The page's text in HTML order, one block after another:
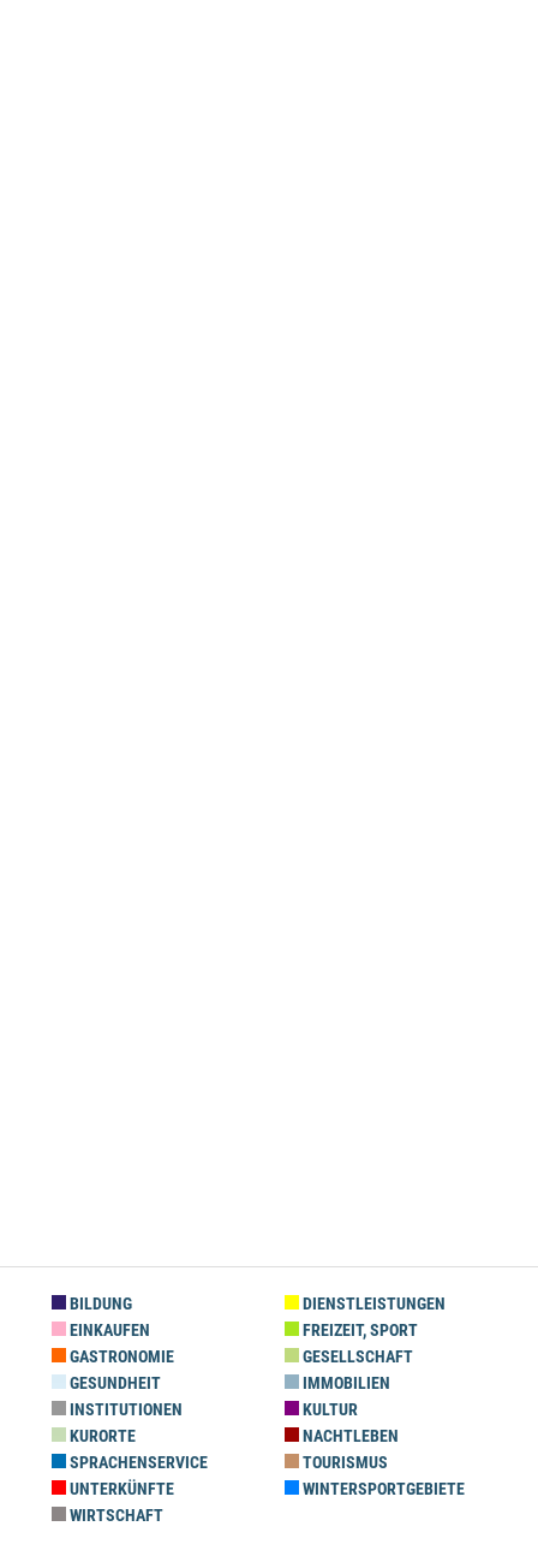
BILDUNG
DIENSTLEISTUNGEN
EINKAUFEN
FREIZEIT, SPORT
GASTRONOMIE
GESELLSCHAFT
GESUNDHEIT
IMMOBILIEN
INSTITUTIONEN
KULTUR
KURORTE
NACHTLEBEN
SPRACHENSERVICE
TOURISMUS
UNTERKÜNFTE
WINTERSPORTGEBIETE
WIRTSCHAFT